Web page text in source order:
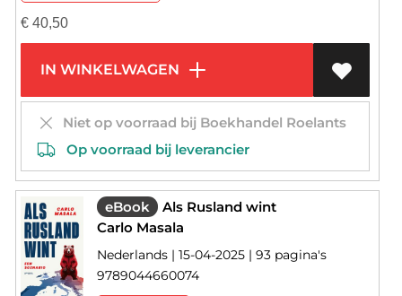
€40,50
IN WINKELWAGEN
Niet op voorraad bij Boekhandel Roelants
Op voorraad bij leverancier
eBook
Als Rusland wint
Carlo Masala
Nederlands | 15-04-2025 | 93 pagina's
9789044660074